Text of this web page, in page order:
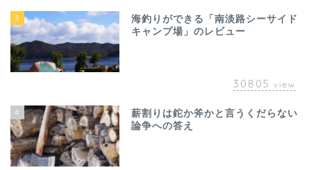
3
海釣りができる「南淡路シーサイド
キャンプ場」のレビュー
30805 view
4
薪割りは鉈か斧かと言うくだらない
論争への答え